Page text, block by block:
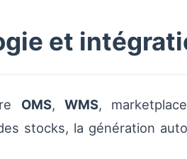
et
OMS,WMS,
stocks, la génération